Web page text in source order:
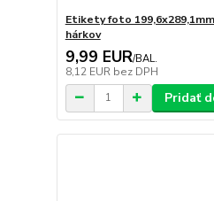
Etikety foto
hárkov
9,99 EUR/BAL.
8,12 EUR bez DPH
Pridať